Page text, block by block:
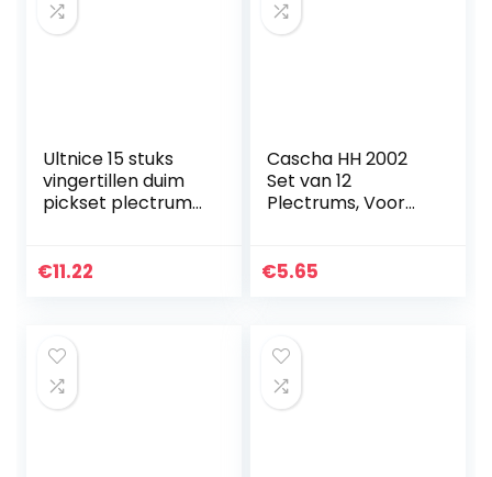
Ultnice 15 stuks
vingertillen duim
pickset plectrums
€11.22
Cascha HH 2002
Set van 12
Plectrums, Voor
Ukelele, Bas,
€5.65